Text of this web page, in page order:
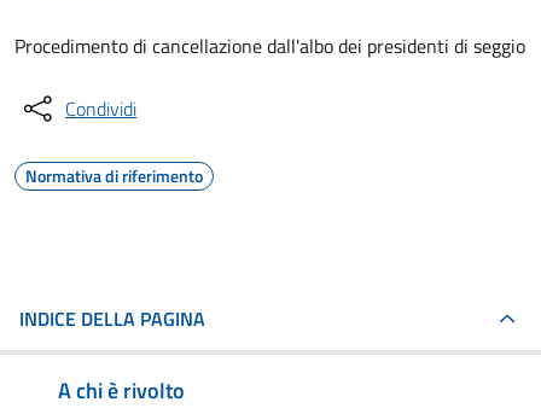
Procedimento di cancellazione dall'albo dei presidenti di seggio
Condividi
Normativa di riferimento
INDICE DELLA PAGINA
A chi è rivolto